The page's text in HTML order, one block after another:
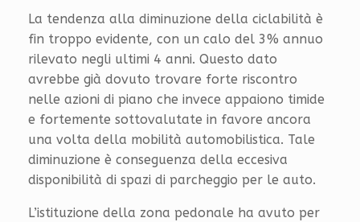
La tendenza alla diminuzione della ciclabilità è
fin troppo evidente, con un calo del 3% annuo
rilevato negli ultimi 4 anni. Questo dato
avrebbe già dovuto trovare forte riscontro
nelle azioni di piano che invece appaiono timide
e fortemente sottovalutate in favore ancora
una volta della mobilità automobilistica. Tale
diminuzione è conseguenza della eccesiva
disponibilità di spazi di parcheggio per le auto.
L’istituzione della zona pedonale ha avuto per